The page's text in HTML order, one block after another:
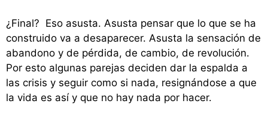
¿Final? Eso asusta. Asusta pensar que lo que se ha
construido va a desaparecer. Asusta la sensación de
abandono y de pérdida, de cambio, de revolución.
Por esto algunas parejas deciden dar la espalda a
las crisis y seguir como si nada, resignándose a que
la vida es así y que no hay nada por hacer.